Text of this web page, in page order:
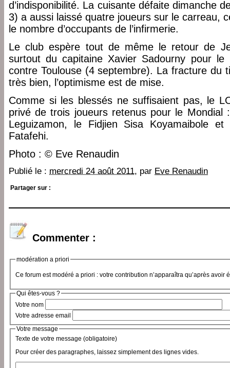
d’indisponibilité. La cuisante défaite dimanche
3) a aussi laissé quatre joueurs sur le carreau,
le nombre d’occupants de l’infirmerie.
Le club espère tout de même le retour de
surtout du capitaine Xavier Sadourny pour
contre Toulouse (4 septembre). La fracture du
très bien, l’optimisme est de mise.
Comme si les blessés ne suffisaient pas, le
privé de trois joueurs retenus pour le Mondial
Leguizamon, le Fidjien Sisa Koyamaibole
Fatafehi.
Photo : © Eve Renaudin
Publié le : mercredi 24 août 2011, par Eve Renaudin
Partager sur :
Commenter :
modération a priori
Ce forum est modéré a priori : votre contribution n’apparaîtra qu’après avoir
Qui êtes-vous ?
Votre nom
Votre adresse email
Votre message
Texte de votre message (obligatoire)
Pour créer des paragraphes, laissez simplement des lignes vides.